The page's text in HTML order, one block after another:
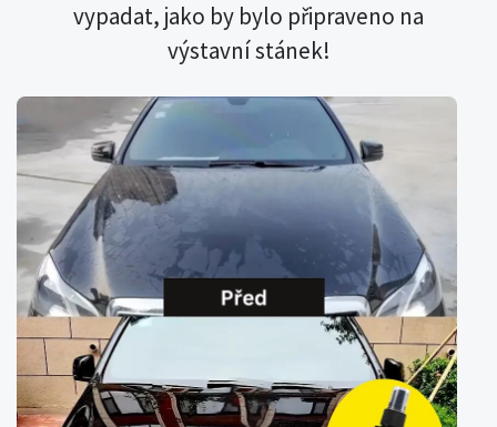
vypadat, jako by bylo připraveno na
výstavní stánek!